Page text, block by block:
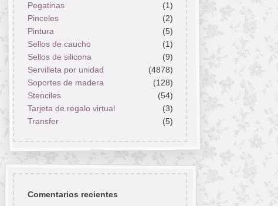
Pegatinas
(1)
Pinceles
(2)
Pintura
(5)
Sellos de caucho
(1)
Sellos de silicona
(9)
Servilleta por unidad
(4878)
Soportes de madera
(128)
Stenciles
(54)
Tarjeta de regalo virtual
(3)
Transfer
(5)
Comentarios recientes